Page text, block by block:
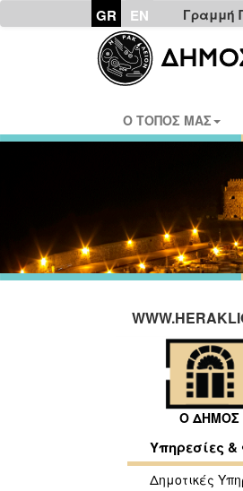
GR EN Γραμμή
Ο ΤΟΠΟΣ ΜΑΣ
Ο ΔΗΜΟΣ
Υπηρεσίες &
Δημοτικές